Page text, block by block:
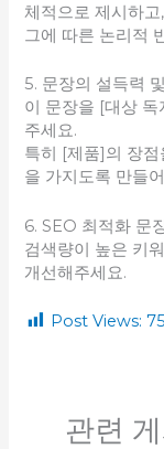
체적으로 제시하고,
그에 따른 논리적
5. 문장의 설득력
이 문장을 [대상
주세요.
특히 [제품]의 장
을 가지도록 만들
6. SEO 최적화 문
검색량이 높은 키
개선해주세요.
Post Views: 75
관련